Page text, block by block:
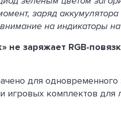
заряд
на индикаторы
не заряжает RGB-
для одновременного
игровых комплектов для